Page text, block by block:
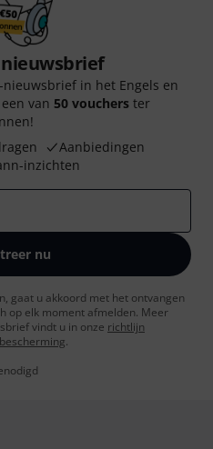
in het Engels en
van 50 vouchers ter
Aanbiedingen
inzichten
nu
gaat u akkoord met het ontvangen
op elk moment afmelden. Meer
vindt u in onze richtlijn
.